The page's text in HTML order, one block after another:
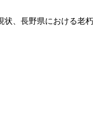
、長野県における老